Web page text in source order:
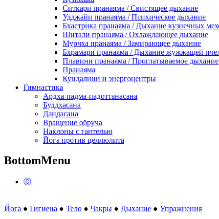
Ситкари пранаяма / Свистящее дыхание
Удджайи пранаяма / Психическое дыхание
Бхастрика пранаяма / Дыхание кузнечных
Шитали пранаяма / Охлаждающее дыхание
Мурчха пранаяма / Замирающее дыхание
Бхрамари пранаяма / Дыхание жужжащей
Плавини пранаяма / Проглатываемое дыхание
Пранаяма
Кундалини и энергоцентры
Гимнастика
Ардха-падма-падоттанасана
Буддхасана
Дандасана
Вращение обруча
Наклоны с гантелью
Йога против целлюлита
BottomMenu
Ⓒ
Йога ● Гигиена ● Тело ● Чакры ● Дыхание ● Упражнения